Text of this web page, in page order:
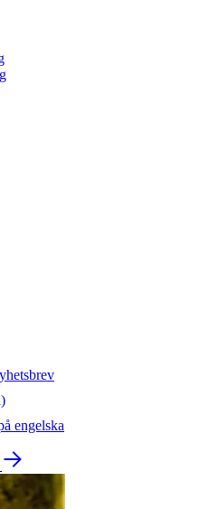
engelska